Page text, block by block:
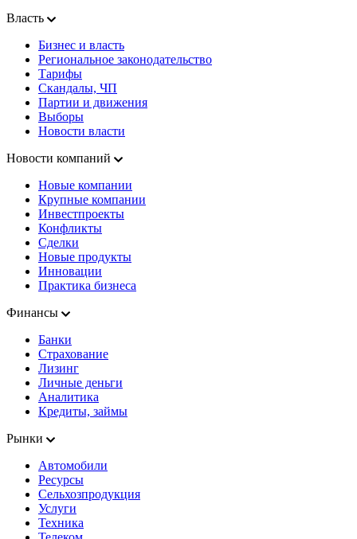
Власть
Бизнес и власть
Региональное законодательство
Тарифы
Скандалы, ЧП
Партии и движения
Выборы
Новости власти
Новости компаний
Новые компании
Крупные компании
Инвестпроекты
Конфликты
Сделки
Новые продукты
Инновации
Практика бизнеса
Финансы
Банки
Страхование
Лизинг
Личные деньги
Аналитика
Кредиты, займы
Рынки
Автомобили
Ресурсы
Сельхозпродукция
Услуги
Техника